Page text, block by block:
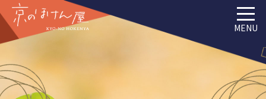
MENU